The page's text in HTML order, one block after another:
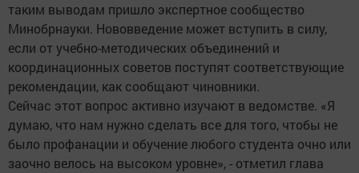
таким выводам пришло экспертное сообщество
Минобрнауки. Нововведение может вступить в силу,
если от учебно-методических объединений и
координационных советов поступят соответствующие
рекомендации, как сообщают чиновники.
Сейчас этот вопрос активно изучают в ведомстве. «Я
думаю, что нам нужно сделать все для того, чтобы не
было профанации и обучение любого студента очно или
заочно велось на высоком уровне», - отметил глава